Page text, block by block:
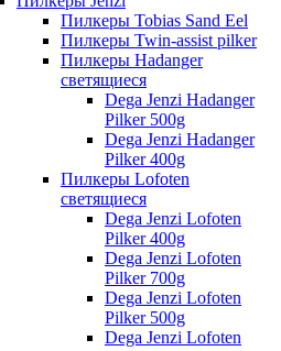
Пилкеры Tobias Sand Eel
Пилкеры Twin-assist pilker
Пилкеры Hadanger
светящиеся
Dega Jenzi Hadanger
Pilker 500g
Dega Jenzi Hadanger
Pilker 400g
Пилкеры Lofoten
светящиеся
Dega Jenzi Lofoten
Pilker 400g
Dega Jenzi Lofoten
Pilker 700g
Dega Jenzi Lofoten
Pilker 500g
Dega Jenzi Lofoten